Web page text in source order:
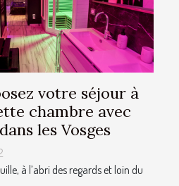
votre séjour à
chambre avec
les Vosges
à l’abri des regards et loin du